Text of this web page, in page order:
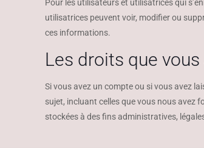
Pour les utilisateurs et utilisatrices qui
utilisatrices peuvent voir, modifier ou
ces informations.
Les droits que
Si vous avez un compte ou si vous avez
sujet, incluant celles que vous nous avez
stockées à des fins administratives,